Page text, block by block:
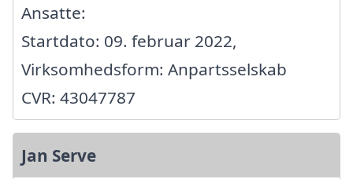
Ansatte:
Startdato: 09. februar 2022,
Virksomhedsform: Anpartsselskab
CVR: 43047787
Jan Serve